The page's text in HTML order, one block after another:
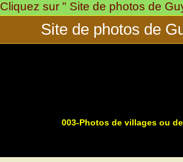
Skip
Cliquez sur " Site de photos de
Site de photos de
003-Photos de villages ou